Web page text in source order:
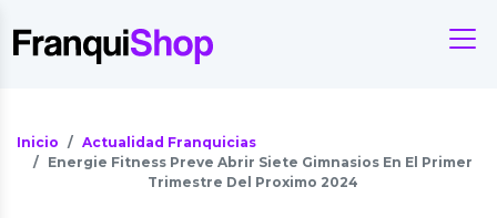
Inicio
Actualidad Franquicias
Energie Fitness Preve Abrir Siete Gimnasios En El Primer
Trimestre Del Proximo 2024